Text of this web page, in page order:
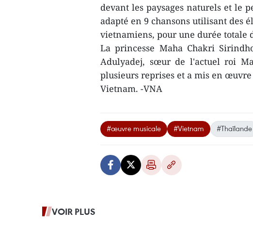
devant les paysages naturels et le
adapté en 9 chansons utilisant des
vietnamiens, pour une durée totale
La princesse Maha Chakri
Adulyadej, sœur de l'actuel roi
plusieurs reprises et a mis en
Vietnam. -VNA
#œuvre musicale #Vietnam #Thaïlande
VOIR PLUS